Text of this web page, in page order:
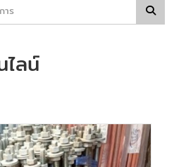
ลน์